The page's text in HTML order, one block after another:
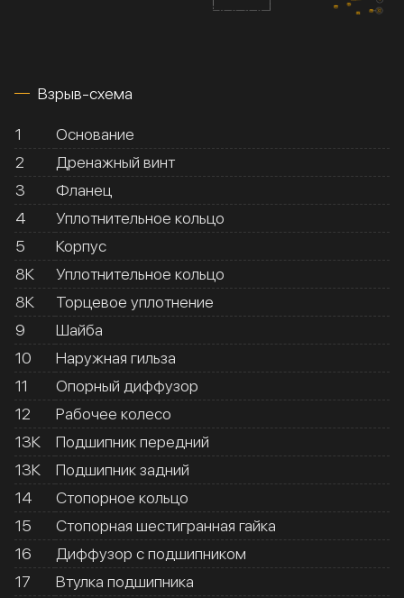
Взрыв-схема
1
Основание
2
Дренажный винт
3
Фланец
4
Уплотнительное кольцо
5
Корпус
8К
Уплотнительное кольцо
8К
Торцевое уплотнение
9
Шайба
10
Наружная гильза
11
Опорный диффузор
12
Рабочее колесо
13К
Подшипник передний
13К
Подшипник задний
14
Стопорное кольцо
15
Стопорная шестигранная гайка
16
Диффузор с подшипником
17
Втулка подшипника